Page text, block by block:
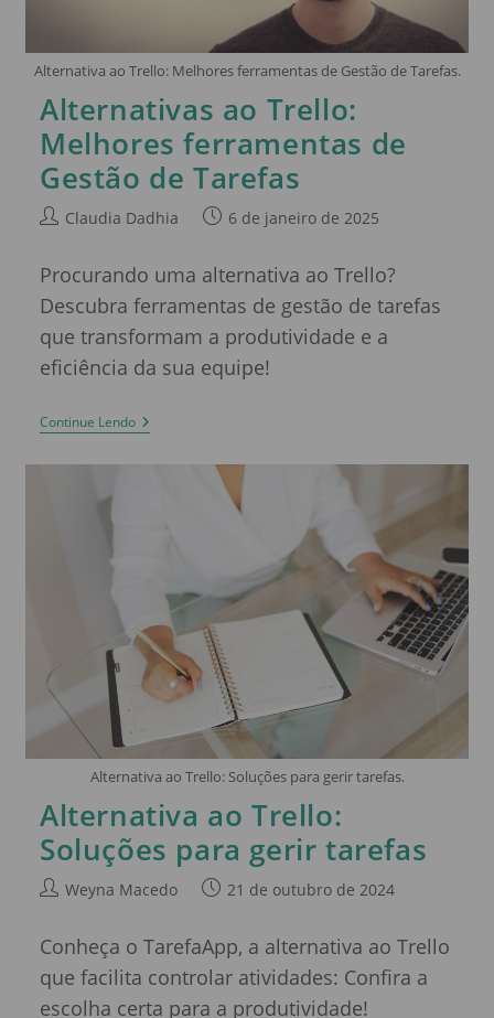
Alternativa ao Trello: Melhores ferramentas de Gestão de Tarefas.
Alternativas ao Trello:
Melhores ferramentas de
Gestão de Tarefas
Claudia Dadhia 6 de janeiro de 2025
Procurando uma alternativa ao Trello?
Descubra ferramentas de gestão de tarefas
que transformam a produtividade e a
eficiência da sua equipe!
Continue Lendo
Alternativa ao Trello: Soluções para gerir tarefas.
Alternativa ao Trello:
Soluções para gerir tarefas
Weyna Macedo 21 de outubro de 2024
Conheça o TarefaApp, a alternativa ao Trello
que facilita controlar atividades: Confira a
escolha certa para a produtividade!